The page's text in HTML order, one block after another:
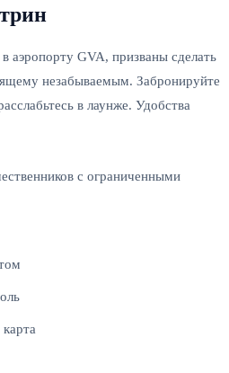
аэропорту GVA, призваны сделать
незабываемым. Забронируйте
в лаунже. Удобства
с ограниченными